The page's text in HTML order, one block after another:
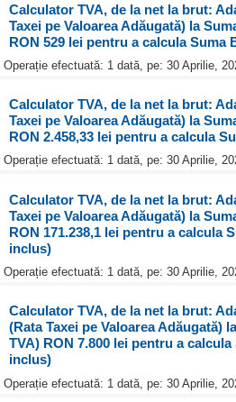
Calculator TVA, de la net la brut:
Taxei pe Valoarea Adăugată) la
RON 529 lei pentru a calcula Suma
Operație efectuată: 1 dată, pe: 30 Aprilie,
Calculator TVA, de la net la brut:
Taxei pe Valoarea Adăugată) la
RON 2.458,33 lei pentru a calcula
Operație efectuată: 1 dată, pe: 30 Aprilie,
Calculator TVA, de la net la brut:
Taxei pe Valoarea Adăugată) la
RON 171.238,1 lei pentru a calcula
inclus)
Operație efectuată: 1 dată, pe: 30 Aprilie,
Calculator TVA, de la net la brut:
(Rata Taxei pe Valoarea Adăugată)
TVA) RON 7.800 lei pentru a
inclus)
Operație efectuată: 1 dată, pe: 30 Aprilie,